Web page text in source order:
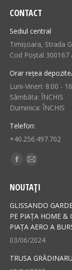
CONTACT
Sediul central
Timișoara, Strada
Cod Poștal 300167
Orar rețea
Luni-Vineri: 8:00 -
Sâmbăta: ÎNCHIS
Duminica: ÎNCHIS
Telefon:
+40.256.497.702
Find us on:
Facebook
opens
in
new
window
Mail
opens
in
new
window
NOUTAȚI
GLISSANDO
PE PIAȚA HOME &
PIAȚA AERO A
03/06/2024
TRUSA